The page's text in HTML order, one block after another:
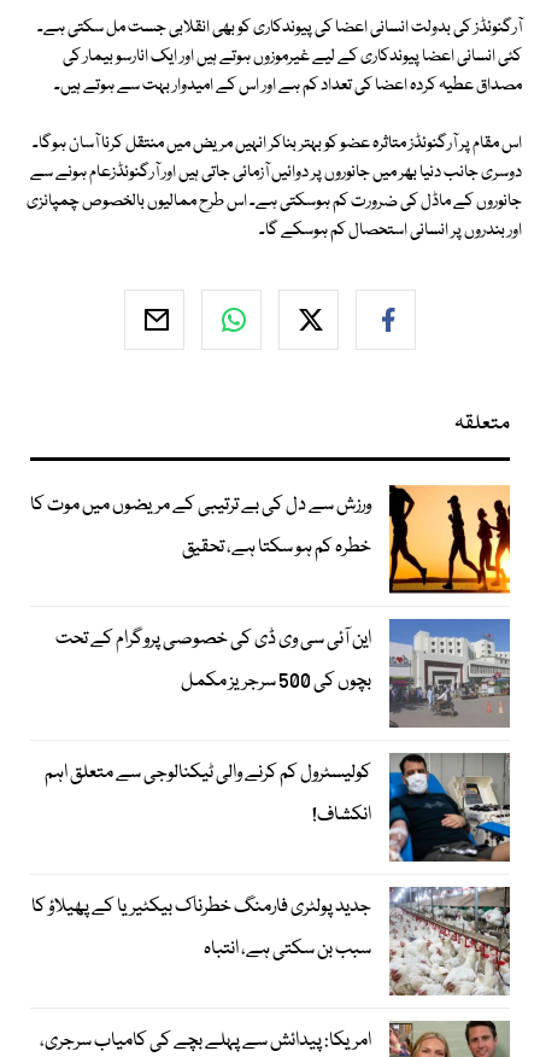
آرگنوئڈز کی بدولت انسانی اعضا کی پیوندکاری کو بھی انقلابی جست مل سکتی ہے۔
کئی انسانی اعضا پیوندکاری کے لیے غیرموزوں ہوتے ہیں اور ایک انارسو بیمار کی
مصداق عطیہ کردہ اعضا کی تعداد کم ہے اور اس کے امیدوار بہت سے ہوتے ہیں۔
اس مقام پر آرگنوئڈز متاثرہ عضو کو بہتر بناکر انہیں مریض میں منتقل کرنا آسان ہوگا۔
دوسری جانب دنیا بھر میں جانوروں پر دوائیں آزمائی جاتی ہیں اور آرگنوئڈزعام ہونے سے
جانوروں کے ماڈل کی ضرورت کم ہوسکتی ہے۔ اس طرح ممالیوں بالخصوص چمپانزی
اور بندروں پر انسانی استحصال کم ہوسکے گا۔
متعلقہ
ورزش سے دل کی بے ترتیبی کے مریضوں میں موت کا
خطرہ کم ہو سکتا ہے، تحقیق
این آئی سی وی ڈی کی خصوصی پروگرام کے تحت
بچوں کی 500 سرجریز مکمل
کولیسٹرول کم کرنے والی ٹیکنالوجی سے متعلق اہم
انکشاف!
جدید پولٹری فارمنگ خطرناک بیکٹیریا کے پھیلاؤ کا
سبب بن سکتی ہے، انتباہ
امریکا: پیدائش سے پہلے بچے کی کامیاب سرجری،